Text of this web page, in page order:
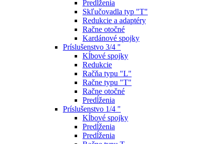
Predĺženia
Skľučovadla typ "T"
Redukcie a adaptéry
Račne otočné
Kardánové spojky
Príslušenstvo 3/4 "
Kĺbové spojky
Redukcie
Račňa typu "L"
Račne typu "T"
Račne otočné
Predĺženia
Príslušenstvo 1/4 "
Kĺbové spojky
Predĺženia
Predĺženia